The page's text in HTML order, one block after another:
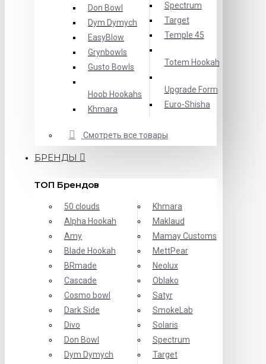
Don Bowl
Dym Dymych
EasyBlow
Grynbowls
Gusto Bowls
Hoob Hookahs
Khmara
Spectrum
Target
Temple 45
Totem Hookah
Upgrade Form
Еuro-Shisha
Смотреть все товары
БРЕНДЫ
ТОП Брендов
50 clouds
Alpha Hookah
Amy
Blade Hookah
BRmade
Cascade
Cosmo bowl
Dark Side
Divo
Don Bowl
Dym Dymych
Khmara
Maklaud
Mamay Customs
MettPear
Neolux
Oblako
Satyr
SmokeLab
Solaris
Spectrum
Target